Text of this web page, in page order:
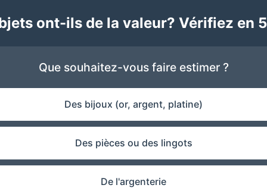
ont-ils de la valeur? Vérifiez en
Que souhaitez-vous faire estimer ?
Des bijoux (or, argent, platine)
Des pièces ou des lingots
De l'argenterie